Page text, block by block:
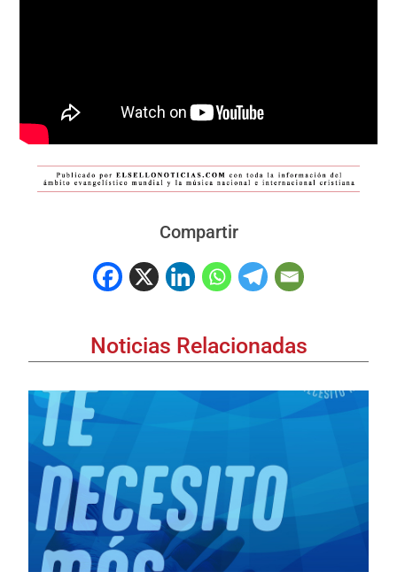
Compartir
Noticias Relacionadas